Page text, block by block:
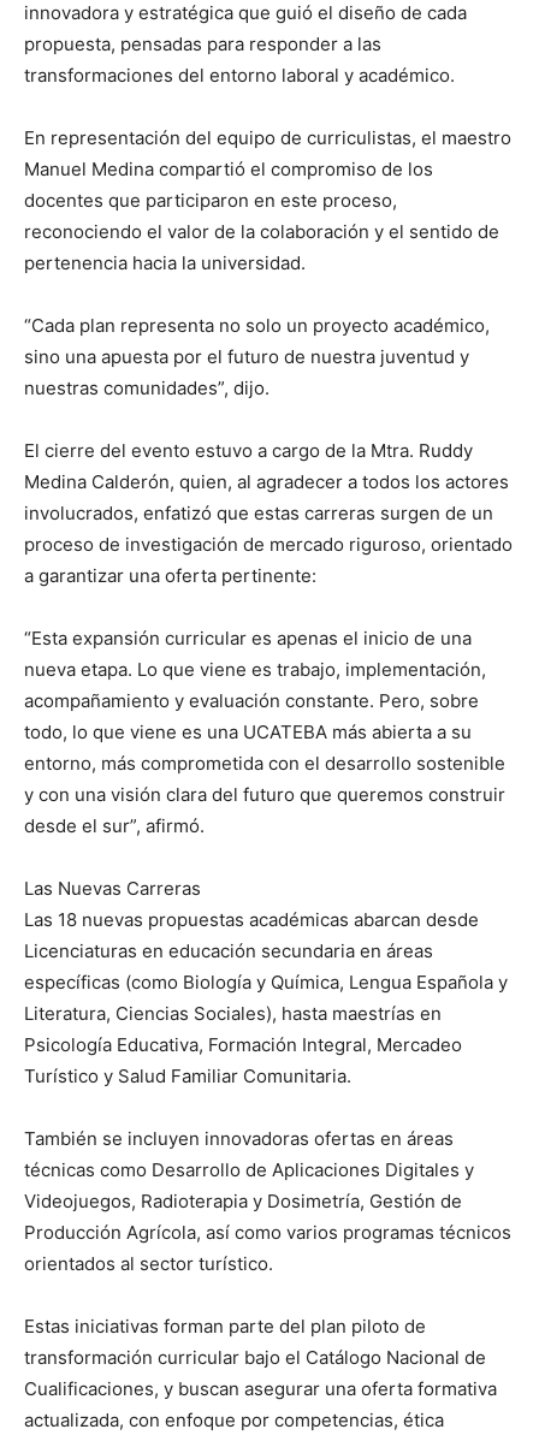
innovadora y estratégica que guió el diseño de cada
propuesta, pensadas para responder a las
transformaciones del entorno laboral y académico.
En representación del equipo de curriculistas, el maestro
Manuel Medina compartió el compromiso de los
docentes que participaron en este proceso,
reconociendo el valor de la colaboración y el sentido de
pertenencia hacia la universidad.
“Cada plan representa no solo un proyecto académico,
sino una apuesta por el futuro de nuestra juventud y
nuestras comunidades”, dijo.
El cierre del evento estuvo a cargo de la Mtra. Ruddy
Medina Calderón, quien, al agradecer a todos los actores
involucrados, enfatizó que estas carreras surgen de un
proceso de investigación de mercado riguroso, orientado
a garantizar una oferta pertinente:
“Esta expansión curricular es apenas el inicio de una
nueva etapa. Lo que viene es trabajo, implementación,
acompañamiento y evaluación constante. Pero, sobre
todo, lo que viene es una UCATEBA más abierta a su
entorno, más comprometida con el desarrollo sostenible
y con una visión clara del futuro que queremos construir
desde el sur”, afirmó.
Las Nuevas Carreras
Las 18 nuevas propuestas académicas abarcan desde
Licenciaturas en educación secundaria en áreas
específicas (como Biología y Química, Lengua Española y
Literatura, Ciencias Sociales), hasta maestrías en
Psicología Educativa, Formación Integral, Mercadeo
Turístico y Salud Familiar Comunitaria.
También se incluyen innovadoras ofertas en áreas
técnicas como Desarrollo de Aplicaciones Digitales y
Videojuegos, Radioterapia y Dosimetría, Gestión de
Producción Agrícola, así como varios programas técnicos
orientados al sector turístico.
Estas iniciativas forman parte del plan piloto de
transformación curricular bajo el Catálogo Nacional de
Cualificaciones, y buscan asegurar una oferta formativa
actualizada, con enfoque por competencias, ética